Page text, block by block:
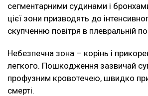
сегментарними судинами і
цієї зони призводять до
скупченню повітря в плевральній
Небезпечна зона – корінь і
легкого. Пошкодження зазвичай
профузним кровотечею, швидко
смерті.